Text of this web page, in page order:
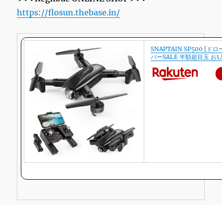
https://flosun.thebase.in/
SNAPTAIN SP500 [ドロ
パーSALE 半額超目玉 お1